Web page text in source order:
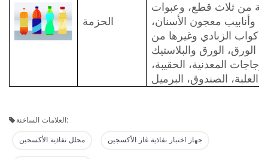
الحزمة
من ثلاث قطع، وعبوات
وأنابيب معجون الأسنان،
أكواب الزبادي وغيرها من
الورق، الورق والبلاستيك
المعدنية، الحقيبة،
العلبة، الصندوق، البرميل
العلامات الساخنة:
محلل نفاذية الأكسجين
جهاز اختبار نفاذية غاز الأكسجين